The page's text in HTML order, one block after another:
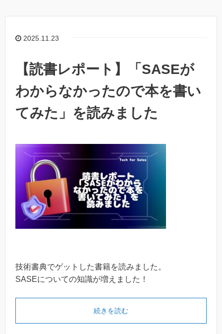
2025.11.23
【読書レポート】「SASEが
わからなかったので本を書い
てみた」を読みました
技術書典でゲットした書籍を読みました。
SASEについての知識が増えました！
続きを読む